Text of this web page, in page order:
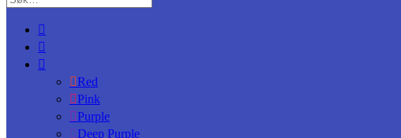
Red
Pink
Purple
Deep Purple